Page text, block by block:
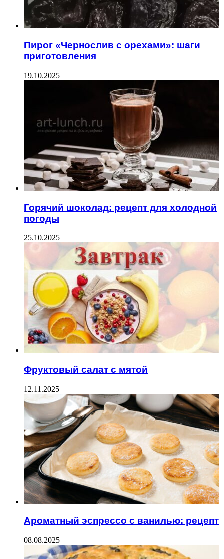
Пирог «Чернослив с орехами»: шаги
приготовления
19.10.2025
Горячий шоколад: рецепт для холодной
погоды
25.10.2025
Фруктовый салат с мятой
12.11.2025
Ароматный эспрессо с ванилью: рецепт
08.08.2025